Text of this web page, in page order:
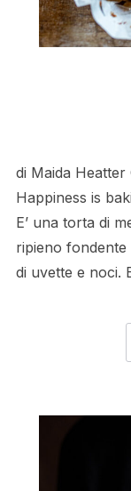
di Maida
Happiness is
E’ una torta di
ripieno
di uvette e noci.